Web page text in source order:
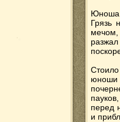
Юноша
Грязь
мечом,
юноши
перед
и